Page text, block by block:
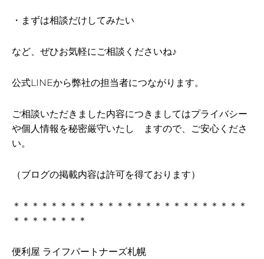
・まずは相談だけしてみたい
など、ぜひお気軽にご相談くださいね♪
公式LINEから弊社の担当者につながります。
ご相談いただきました内容につきましてはプライバシー
や個人情報を秘密厳守いたし ますので、ご安心くださ
い。
（ブログの掲載内容は許可を得ております）
＊＊＊＊＊＊＊＊＊＊＊＊＊＊＊＊＊＊＊＊＊＊＊＊＊
＊＊＊＊＊＊＊＊
便利屋 ライフパートナーズ札幌